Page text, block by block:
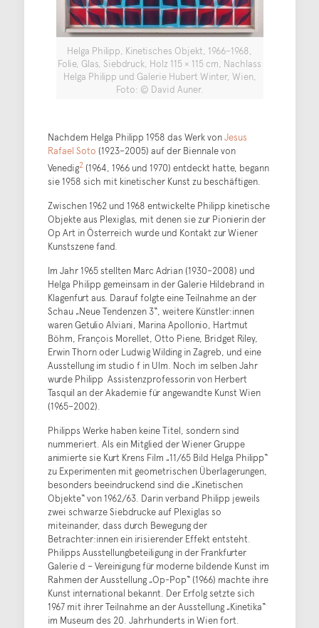
Helga Philipp, Kinetisches Objekt, 1966–1968,
Folie, Glas, Siebdruck, Holz 115 × 115 cm, Nachlass
Helga Philipp und Galerie Hubert Winter, Wien,
Foto: © David Auner.
Nachdem Helga Philipp 1958 das Werk vonJesus
Rafael Soto (1923–2005) auf der Biennale von
Venedig2(1964, 1966 und 1970) entdeckt hatte, begann
sie 1958 sich mit kinetischer Kunst zu beschäftigen.
Zwischen 1962 und 1968 entwickelte Philipp kinetische
Objekte aus Plexiglas, mit denen sie zur Pionierin der
Op Art in Österreich wurde und Kontakt zur Wiener
Kunstszene fand.
Im Jahr 1965 stellten Marc Adrian (1930–2008) und
Helga Philipp gemeinsam in der Galerie Hildebrand in
Klagenfurt aus. Darauf folgte eine Teilnahme an der
Schau „Neue Tendenzen 3“, weitere Künstler:innen
waren Getulio Alviani, Marina Apollonio, Hartmut
Böhm, François Morellet, Otto Piene, Bridget Riley,
Erwin Thorn oder Ludwig Wilding in Zagreb, und eine
Ausstellung im studio f in Ulm. Noch im selben Jahr
wurde Philipp Assistenzprofessorin von Herbert
Tasquil an der Akademie für angewandte Kunst Wien
(1965–2002).
Philipps Werke haben keine Titel, sondern sind
nummeriert. Als ein Mitglied der Wiener Gruppe
animierte sie Kurt Krens Film „11/65 Bild Helga Philipp“
zu Experimenten mit geometrischen Überlagerungen,
besonders beeindruckend sind die „Kinetischen
Objekte“ von 1962/63. Darin verband Philipp jeweils
zwei schwarze Siebdrucke auf Plexiglas so
miteinander, dass durch Bewegung der
Betrachter:innen ein irisierender Effekt entsteht.
Philipps Ausstellungbeteiligung in der Frankfurter
Galerie d – Vereinigung für moderne bildende Kunst im
Rahmen der Ausstellung „Op-Pop“ (1966) machte ihre
Kunst international bekannt. Der Erfolg setzte sich
1967 mit ihrer Teilnahme an der Ausstellung „Kinetika“
im Museum des 20. Jahrhunderts in Wien fort.